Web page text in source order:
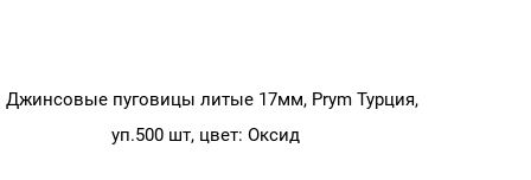
Джинсовые пуговицы литые 17мм, Prym Турция,
уп.500 шт, цвет: Оксид